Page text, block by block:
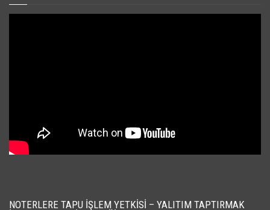
NOTERLERE TAPU İŞLEM YETKISI – YALITIM TAPTIRMAK